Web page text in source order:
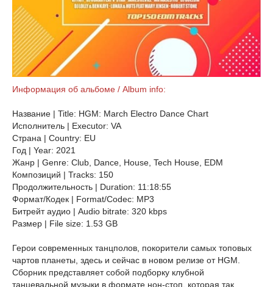
Информация об альбоме / Album info:
Название | Title: HGM: March Electro Dance Chart
Исполнитель | Executor: VA
Страна | Country: EU
Год | Year: 2021
Жанр | Genre: Club, Dance, House, Tech House, EDM
Композиций | Tracks: 150
Продолжительность | Duration: 11:18:55
Формат/Кодек | Format/Codec: MP3
Битрейт аудио | Audio bitrate: 320 kbps
Размер | File size: 1.53 GB
Герои современных танцполов, покорители самых топовых
чартов планеты, здесь и сейчас в новом релизе от HGM.
Сборник представляет собой подборку клубной
танцевальной музыки в формате нон-стоп, которая так